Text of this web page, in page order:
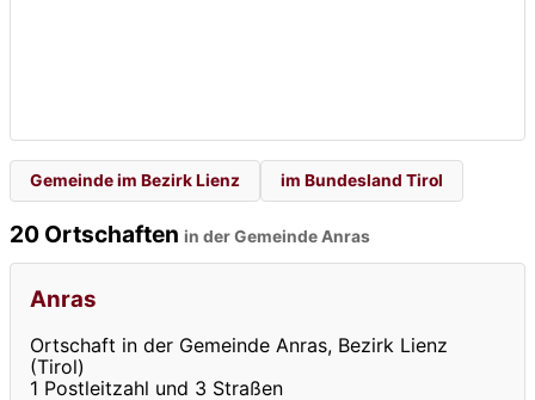
Gemeinde im Bezirk Lienz im Bundesland Tirol
20 Ortschaften in der Gemeinde Anras
Anras
Ortschaft in der Gemeinde Anras, Bezirk Lienz
(Tirol)
1 Postleitzahl und 3 Straßen